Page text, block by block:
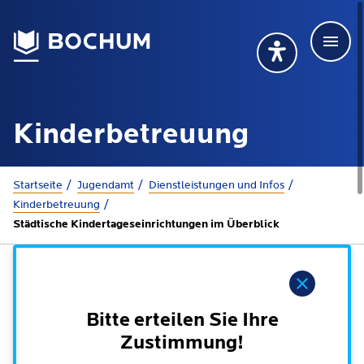
Übersetzung
Deutsch
Kinderbetreuung
Startseite Jugendamt
Dienstleistungen und Infos
Kinderbetreuung
Städtische Kindertageseinrichtungen im Überblick
Bitte erteilen Sie Ihre
Zustimmung!
Übersetzung wählen (öffnet sich in Google
Deutsch
Online-Terminbuchung
Dienstleistungen nach Lebenslagen